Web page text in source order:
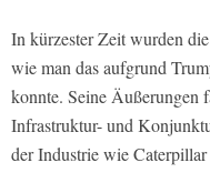
In kürzester Zeit wurden
wie man das aufgrund
konnte. Seine Äußerungen
Infrastruktur- und
der Industrie wie